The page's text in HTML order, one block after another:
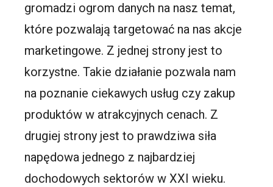
gromadzi ogrom danych na nasz temat,
które pozwalają targetować na nas akcje
marketingowe. Z jednej strony jest to
korzystne. Takie działanie pozwala nam
na poznanie ciekawych usług czy zakup
produktów w atrakcyjnych cenach. Z
drugiej strony jest to prawdziwa siła
napędowa jednego z najbardziej
dochodowych sektorów w XXI wieku.